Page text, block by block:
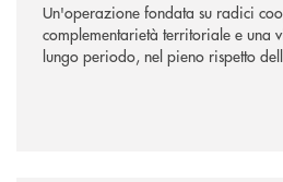
Un'operazione fondata su radici
complementarietà territoriale e una
lungo periodo, nel pieno rispetto
negoziazione esclusiva per la